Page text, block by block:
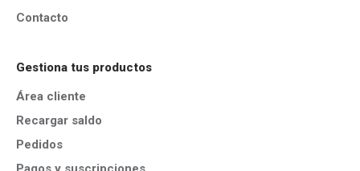
Contacto
Gestiona tus productos
Área cliente
Recargar saldo
Pedidos